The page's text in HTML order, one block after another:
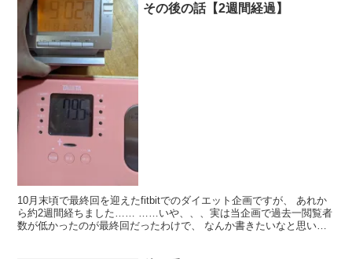
その後の話【2週間経過】
10月末頃で最終回を迎えたfitbitでのダイエット企画ですが、 あれか
ら約2週間経ちました…… ……いや、、、実は当企画で過去一閲覧者
数が低かったのが最終回だったわけで、 なんか書きたいなと思いま